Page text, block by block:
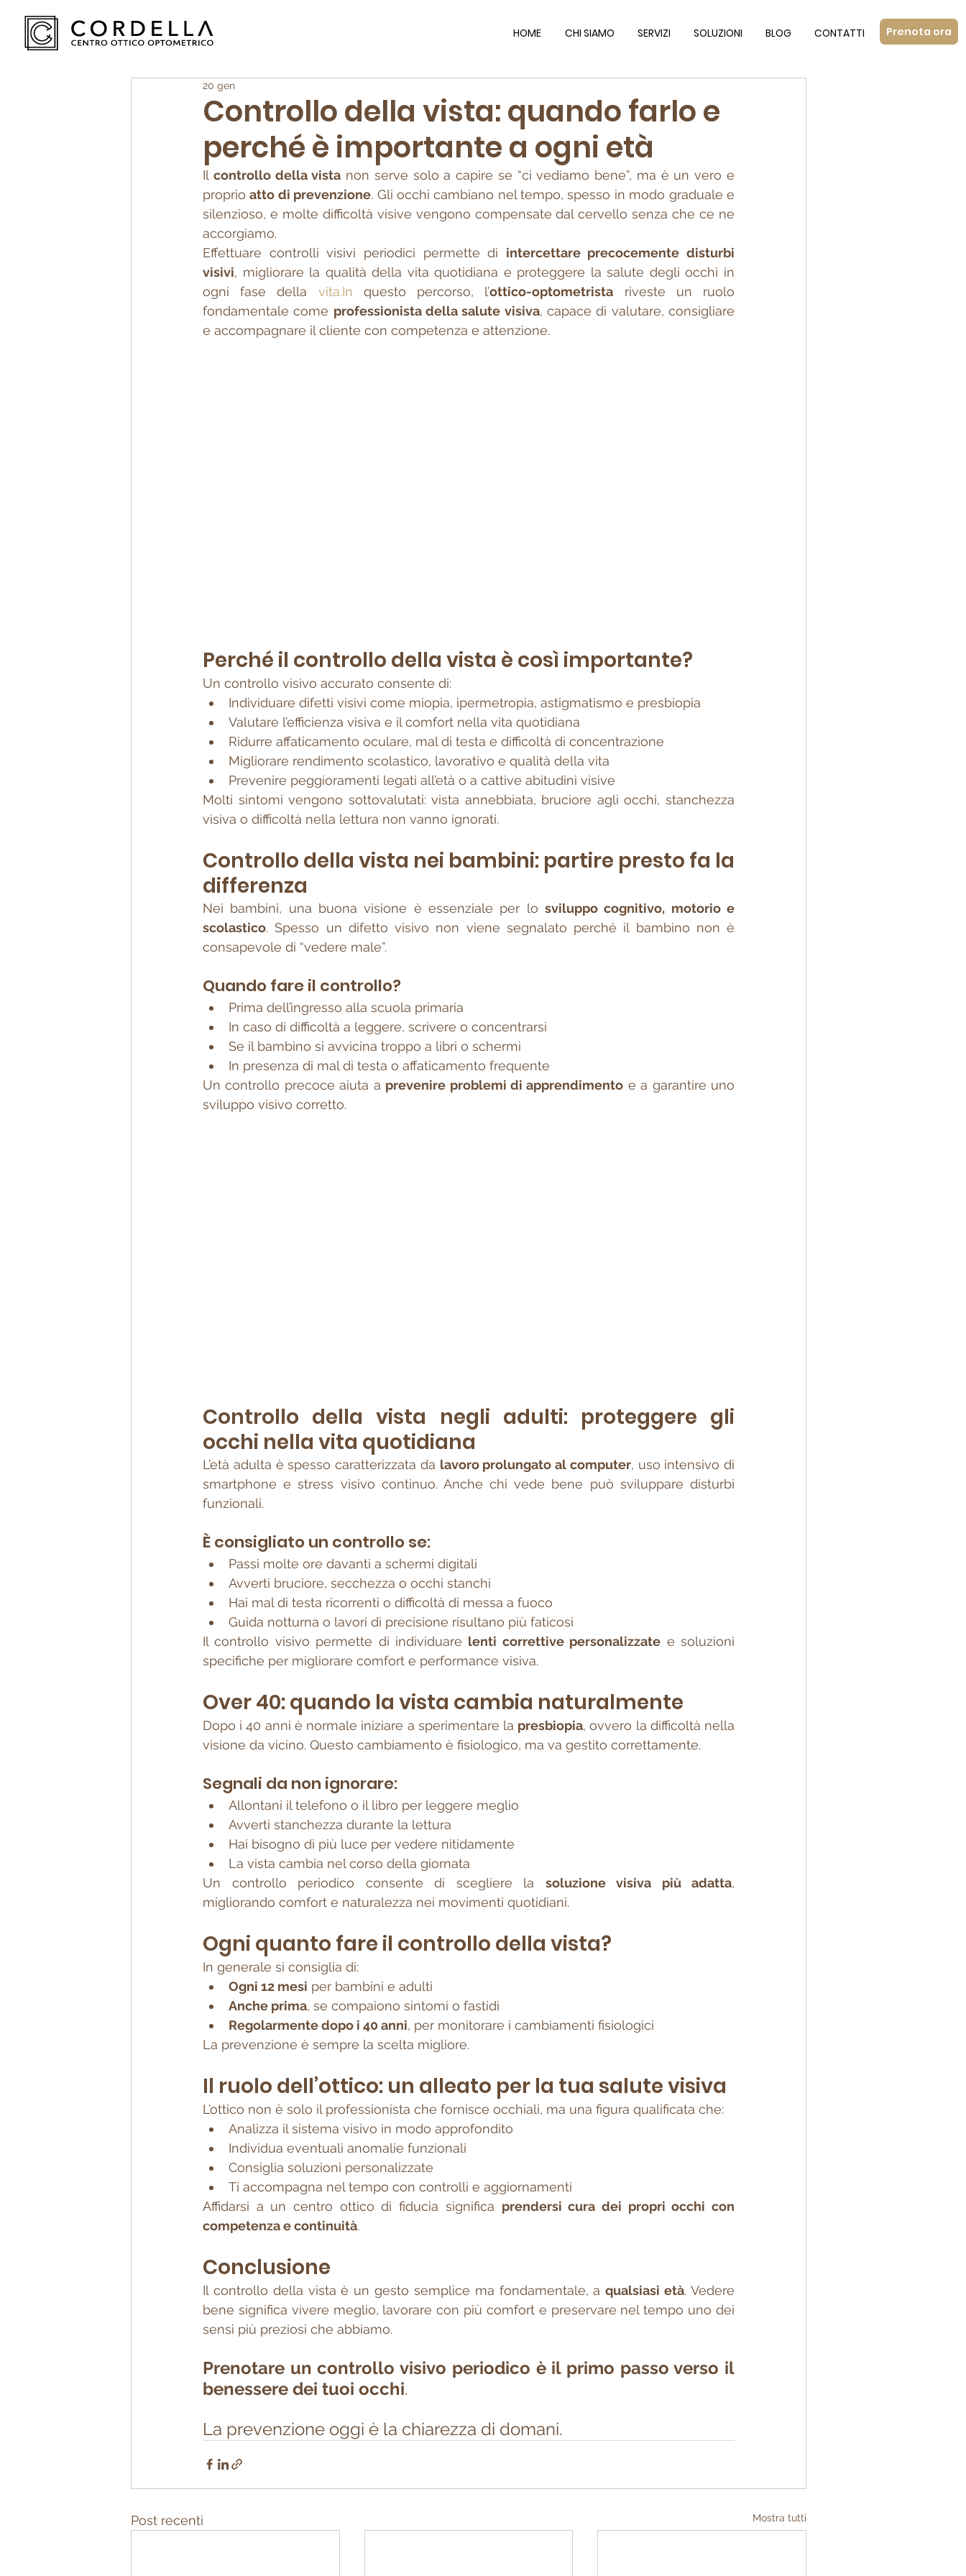
HOME CHI SIAMO SERVIZI SOLUZIONI BLOG CONTATTI Prenota ora
Controllo della vista: quando farlo e
perché è importante a ogni età
20 gen
Il controllo della vista non serve solo a capire se “ci vediamo bene”, ma è un vero e
proprio atto di prevenzione. Gli occhi cambiano nel tempo, spesso in modo graduale e
silenzioso, e molte difficoltà visive vengono compensate dal cervello senza che ce ne
accorgiamo.
Effettuare controlli visivi periodici permette di intercettare precocemente disturbi
visivi, migliorare la qualità della vita quotidiana e proteggere la salute degli occhi in
ogni fase della vita.In questo percorso, l’ottico-optometrista riveste un ruolo
fondamentale come professionista della salute visiva, capace di valutare, consigliare
e accompagnare il cliente con competenza e attenzione.
Perché il controllo della vista è così importante?
Un controllo visivo accurato consente di:
Individuare difetti visivi come miopia, ipermetropia, astigmatismo e presbiopia
Valutare l’efficienza visiva e il comfort nella vita quotidiana
Ridurre affaticamento oculare, mal di testa e difficoltà di concentrazione
Migliorare rendimento scolastico, lavorativo e qualità della vita
Prevenire peggioramenti legati all’età o a cattive abitudini visive
Molti sintomi vengono sottovalutati: vista annebbiata, bruciore agli occhi, stanchezza
visiva o difficoltà nella lettura non vanno ignorati.
Controllo della vista nei bambini: partire presto fa la
differenza
Nei bambini, una buona visione è essenziale per lo sviluppo cognitivo, motorio e
scolastico. Spesso un difetto visivo non viene segnalato perché il bambino non è
consapevole di “vedere male”.
Quando fare il controllo?
Prima dell’ingresso alla scuola primaria
In caso di difficoltà a leggere, scrivere o concentrarsi
Se il bambino si avvicina troppo a libri o schermi
In presenza di mal di testa o affaticamento frequente
Un controllo precoce aiuta a prevenire problemi di apprendimento e a garantire uno
sviluppo visivo corretto.
Controllo della vista negli adulti: proteggere gli
occhi nella vita quotidiana
L’età adulta è spesso caratterizzata da lavoro prolungato al computer, uso intensivo di
smartphone e stress visivo continuo. Anche chi vede bene può sviluppare disturbi
funzionali.
È consigliato un controllo se:
Passi molte ore davanti a schermi digitali
Avverti bruciore, secchezza o occhi stanchi
Hai mal di testa ricorrenti o difficoltà di messa a fuoco
Guida notturna o lavori di precisione risultano più faticosi
Il controllo visivo permette di individuare lenti correttive personalizzate e soluzioni
specifiche per migliorare comfort e performance visiva.
Over 40: quando la vista cambia naturalmente
Dopo i 40 anni è normale iniziare a sperimentare la presbiopia, ovvero la difficoltà nella
visione da vicino. Questo cambiamento è fisiologico, ma va gestito correttamente.
Segnali da non ignorare:
Allontani il telefono o il libro per leggere meglio
Avverti stanchezza durante la lettura
Hai bisogno di più luce per vedere nitidamente
La vista cambia nel corso della giornata
Un controllo periodico consente di scegliere la soluzione visiva più adatta,
migliorando comfort e naturalezza nei movimenti quotidiani.
Ogni quanto fare il controllo della vista?
In generale si consiglia di:
Ogni 12 mesi per bambini e adulti
Anche prima, se compaiono sintomi o fastidi
Regolarmente dopo i 40 anni, per monitorare i cambiamenti fisiologici
La prevenzione è sempre la scelta migliore.
Il ruolo dell’ottico: un alleato per la tua salute visiva
L’ottico non è solo il professionista che fornisce occhiali, ma una figura qualificata che:
Analizza il sistema visivo in modo approfondito
Individua eventuali anomalie funzionali
Consiglia soluzioni personalizzate
Ti accompagna nel tempo con controlli e aggiornamenti
Affidarsi a un centro ottico di fiducia significa prendersi cura dei propri occhi con
competenza e continuità.
Conclusione
Il controllo della vista è un gesto semplice ma fondamentale, a qualsiasi età. Vedere
bene significa vivere meglio, lavorare con più comfort e preservare nel tempo uno dei
sensi più preziosi che abbiamo.
Prenotare un controllo visivo periodico è il primo passo verso il
benessere dei tuoi occhi.
La prevenzione oggi è la chiarezza di domani.
Post recenti Mostra tutti